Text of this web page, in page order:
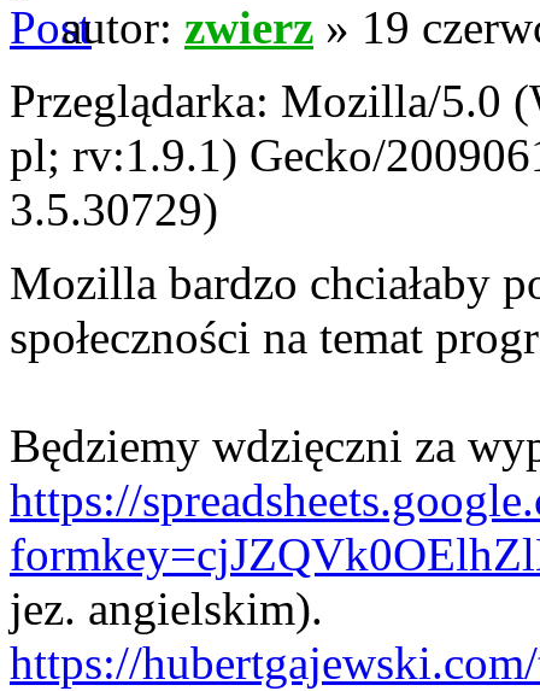
autor: zwierz » 19
Przeglądarka: Mozilla/5.0
pl; rv:1.9.1) Gecko/
3.5.30729)
Mozilla bardzo chciałaby
społeczności na temat
Będziemy wdzięczni za
https://
jez. angielskim).
https://